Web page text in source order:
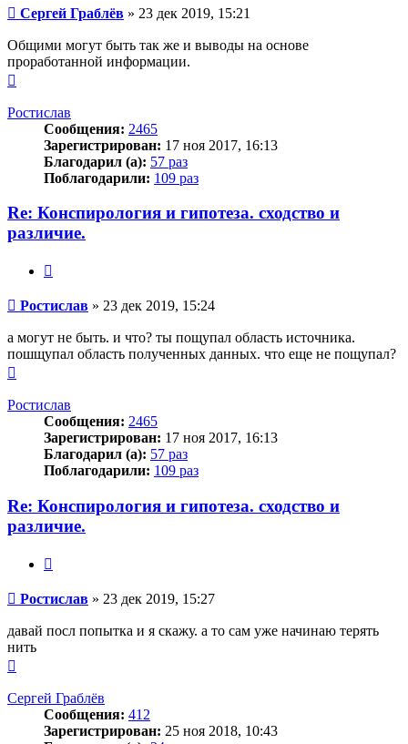
Сообщение
Сергей Граблёв » 23 дек 2019, 15:21
Общими могут быть так же и выводы на основе
проработанной информации.
началу
Ростислав
Сообщения: 2465
Зарегистрирован: 17 ноя 2017, 16:13
Благодарил (а): 57 раз
Поблагодарили: 109 раз
Re: Конспирология и гипотеза. сходство и
различие.
Сообщение
Ростислав » 23 дек 2019, 15:24
а могут не быть. и что? ты пощупал область источника.
пошщупал область полученных данных. что еще не пощупал?
началу
Ростислав
Сообщения: 2465
Зарегистрирован: 17 ноя 2017, 16:13
Благодарил (а): 57 раз
Поблагодарили: 109 раз
Re: Конспирология и гипотеза. сходство и
различие.
Сообщение
Ростислав » 23 дек 2019, 15:27
давай посл попытка и я скажу. а то сам уже начинаю терять
нить
началу
Сергей Граблёв
Сообщения: 412
Зарегистрирован: 25 ноя 2018, 10:43